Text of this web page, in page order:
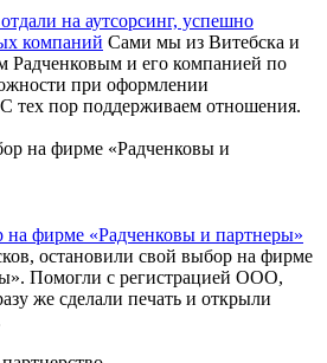
на аутсорсинг, успешно
компаний Сами мы из Витебска и
Радченковым и его компанией по
при оформлении
тех пор поддерживаем отношения.
фирме «Радченковы и партнеры»
остановили свой выбор на фирме
Помогли с регистрацией ООО,
же сделали печать и открыли